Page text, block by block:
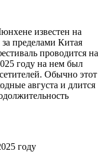
известен на
пределами Китая
проводится на
году на нем был
Обычно этот
августа и длится
году